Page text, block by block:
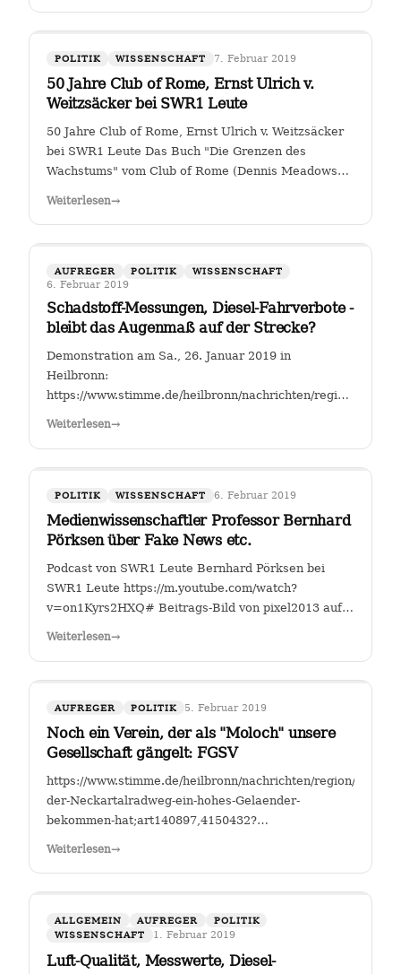
POLITIK WISSENSCHAFT 7. Februar 2019
50 Jahre Club of Rome, Ernst Ulrich v.
Weitzsäcker bei SWR1 Leute
50 Jahre Club of Rome, Ernst Ulrich v. Weitzsäcker
bei SWR1 Leute Das Buch "Die Grenzen des
Wachstums" vom Club of Rome (Dennis Meadows
Weiterlesen→
AUFREGER POLITIK WISSENSCHAFT
6. Februar 2019
Schadstoff-Messungen, Diesel-Fahrverbote -
bleibt das Augenmaß auf der Strecke?
Demonstration am Sa., 26. Januar 2019 in
Heilbronn:
https://www.stimme.de/heilbronn/nachrichten/region/
Fahrverbote-Proteststimmung-
Weiterlesen→
POLITIK WISSENSCHAFT 6. Februar 2019
Medienwissenschaftler Professor Bernhard
Pörksen über Fake News etc.
Podcast von SWR1 Leute Bernhard Pörksen bei
SWR1 Leute https://m.youtube.com/watch?
v=on1Kyrs2HXQ# Beitrags-Bild von pixel2013 auf
Weiterlesen→
AUFREGER POLITIK 5. Februar 2019
Noch ein Verein, der als "Moloch" unsere
Gesellschaft gängelt: FGSV
https://www.stimme.de/heilbronn/nachrichten/region/Warum-
der-Neckartalradweg-ein-hohes-Gelaender-
bekommen-hat;art140897,4150432?
Weiterlesen→
ALLGEMEIN AUFREGER
POLITIK
WISSENSCHAFT
1. Februar 2019
Luft-Qualität, Messwerte, Diesel-